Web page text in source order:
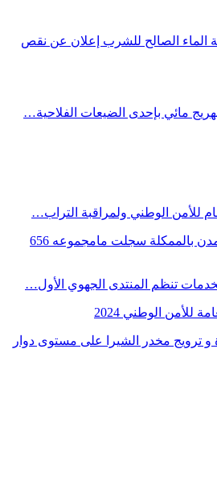
الماء الصالح للشرب إعلان عن نقص
مائي بإحدى الضيعات الفلاحية…
للأمن الوطني ولمراقبة التراب…
2024 : مراكش ضمن أربع مدن بالممكلة سجلت مامجموعه 656
تنظم المنتدى الجهوي الأول…
للأمن الوطني 2024
مخدر الشيرا على مستوى دوار